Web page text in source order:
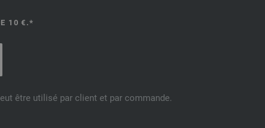
10 €.*
être utilisé par client et par commande.